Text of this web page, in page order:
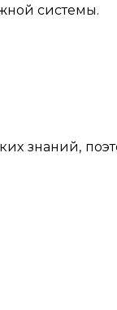
системы.
знаний,